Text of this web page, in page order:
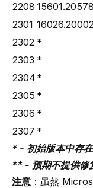
2208 15601.20578
2301
2302 *
2303 *
2304 *
2305 *
2306 *
2307 *
* - 初始版本中存
** - 预期不提供修
注意 ：虽然